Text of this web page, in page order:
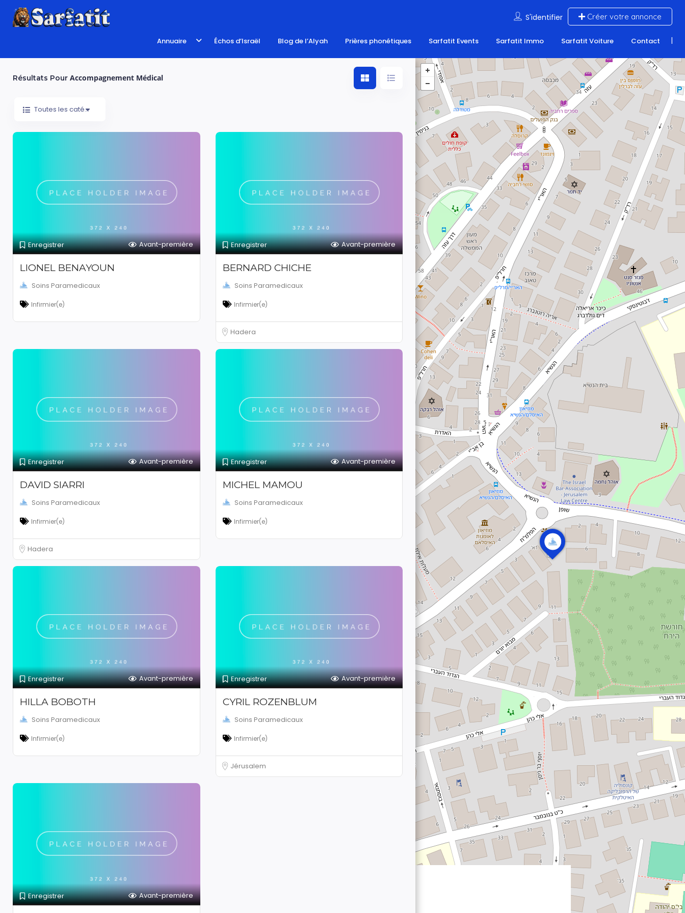
S'identifier Créer votre annonce
Annuaire Échos d’Israël Blog de l’Alyah Prières phonétiques Sarfatit Events Sarfatit Immo Sarfatit Voiture Contact
Résultats Pour Accompagnement Médical
Toutes les catégories
Enregistrer Avant-première
LIONEL BENAYOUN
Soins Paramedicaux
Infirmier(e)
Enregistrer Avant-première
BERNARD CHICHE
Soins Paramedicaux
Infirmier(e)
Hadera
Enregistrer Avant-première
DAVID SIARRI
Soins Paramedicaux
Infirmier(e)
Hadera
Enregistrer Avant-première
MICHEL MAMOU
Soins Paramedicaux
Infirmier(e)
Enregistrer Avant-première
HILLA BOBOTH
Soins Paramedicaux
Infirmier(e)
Enregistrer Avant-première
CYRIL ROZENBLUM
Soins Paramedicaux
Infirmier(e)
Jérusalem
Enregistrer Avant-première